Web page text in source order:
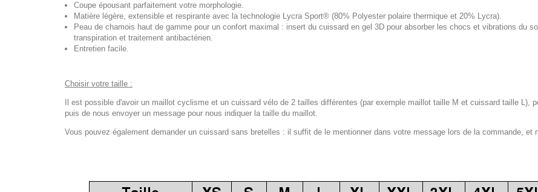
Coupe épousant parfaitement votre morphologie.
Matière légère, extensible et respirante avec la technologie Lycra Sport® (80% Polyester polaire thermique et 20% Lycra).
Peau de chamois haut de gamme pour un confort maximal : insert du cuissard en gel 3D pour absorber les chocs et vibrations du
transpiration et traitement antibactérien.
Entretien facile.
Choisir votre taille :
Il est possible d'avoir un maillot cyclisme et un cuissard vélo de 2 tailles différentes (par exemple maillot taille M et cuissard taille L),
puis de nous envoyer un message pour nous indiquer la taille du maillot.
Vous pouvez également demander un cuissard sans bretelles : il suffit de le mentionner dans votre message lors de la commande,